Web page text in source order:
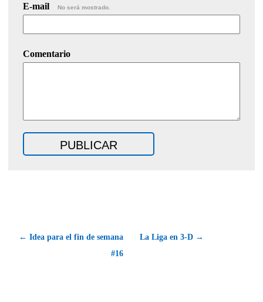
E-mail No será mostrado.
Comentario
← Idea para el fin de semana
#16
La Liga en 3-D →